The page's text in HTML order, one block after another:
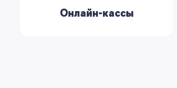
Онлайн-кассы